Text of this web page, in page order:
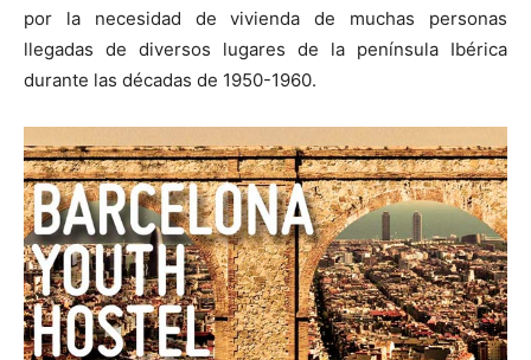
por la necesidad de vivienda de muchas personas
llegadas de diversos lugares de la península Ibérica
durante las décadas de 1950-1960.